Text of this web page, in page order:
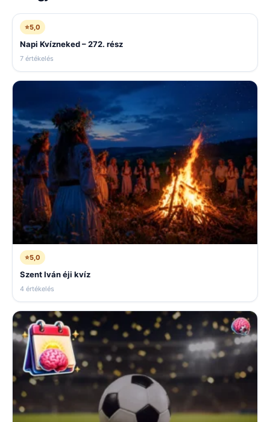
⭐5,0
Napi Kvízneked – 272. rész
7 értékelés
⭐5,0
Szent Iván éji kvíz
4 értékelés